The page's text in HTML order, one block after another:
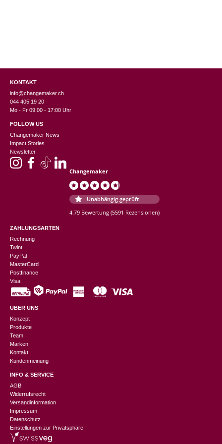
KONTAKT
info@changemaker.ch
044 405 19 20
Mo - Fr 09:00 - 17:00 Uhr
FOLLOW US
Changemaker News
Impact Stories
Newsletter
Changemaker
Unabhängig geprüft
4.79 Bewertung (5591 Rezensionen)
ZAHLUNGSARTEN
Rechnung
Twint
PayPal
MasterCard
Postfinance
Visa
ÜBER UNS
Konzept
Produkte
Team
Marken
Kontakt
Kundenmeinung
INFO & SERVICE
AGB
Widerrufsrecht
Versandinformation
Impressum
Datenschutz
Einstellungen zur Privatsphäre